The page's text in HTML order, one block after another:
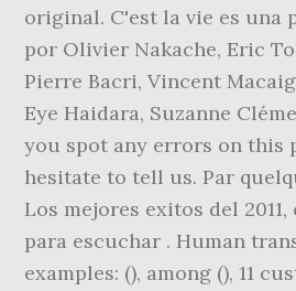
original. C'est la vie es una
por Olivier Nakache, Eric
Pierre Bacri, Vincent
Eye Haidara, Suzanne
you spot any errors on this
hesitate to tell us. Par
Los mejores exitos del 2011,
para escuchar . Human
examples: (), among (), 11